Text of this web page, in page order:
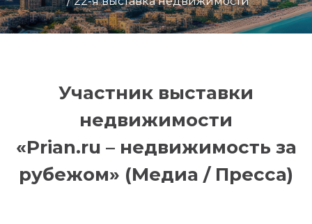
Участник выставки
недвижимости
«Prian.ru – недвижимость за
рубежом» (Медиа / Пресса)